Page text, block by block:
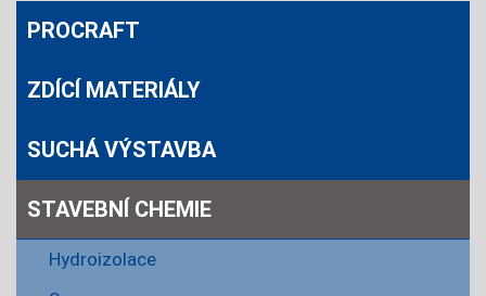
PROCRAFT
ZDÍCÍ MATERIÁLY
SUCHÁ VÝSTAVBA
STAVEBNÍ CHEMIE
Hydroizolace